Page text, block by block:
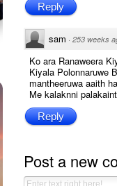
Reply
sam · 253 weeks
Ko ara Ranaweera
Kiyala Polonnaruwe
mantheeruwa aaith
Me kalaknni
Reply
Post a new